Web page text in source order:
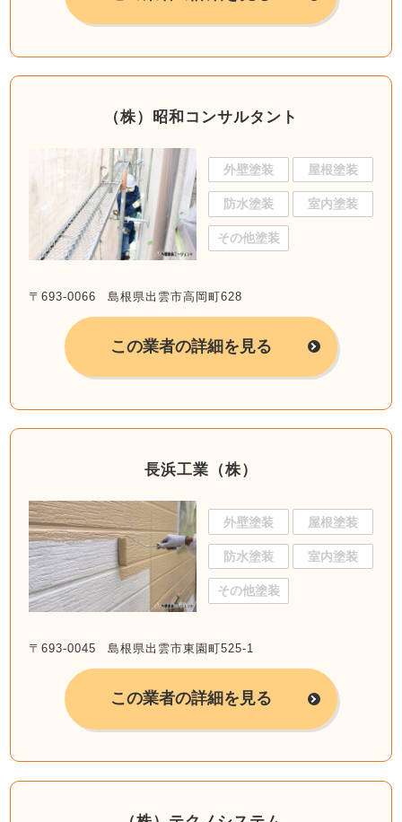
（株）昭和コンサルタント
外壁塗装 屋根塗装
防水塗装 室内塗装
その他塗装
〒693-0066 島根県出雲市高岡町628
この業者の詳細を見る
長浜工業（株）
外壁塗装 屋根塗装
防水塗装 室内塗装
その他塗装
〒693-0045 島根県出雲市東園町525-1
この業者の詳細を見る